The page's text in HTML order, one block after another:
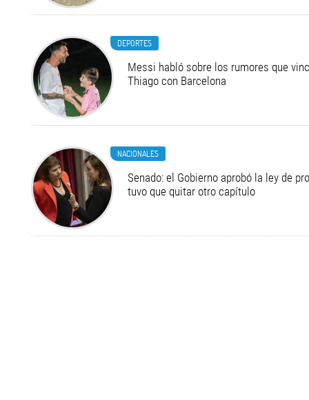
DEPORTES
Messi habló sobre los rumores que
Thiago con Barcelona
NACIONALES
Senado: el Gobierno aprobó la ley de
tuvo que quitar otro capítulo